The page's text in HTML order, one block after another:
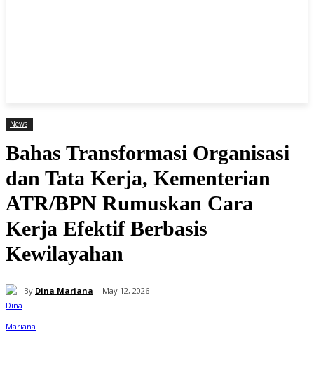
News
Bahas Transformasi Organisasi
dan Tata Kerja, Kementerian
ATR/BPN Rumuskan Cara
Kerja Efektif Berbasis
Kewilayahan
By Dina Mariana May 12, 2026